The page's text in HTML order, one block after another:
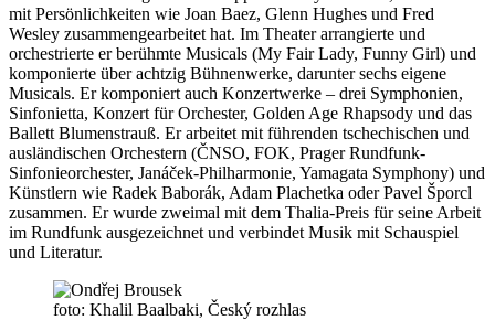
mit Persönlichkeiten wie Joan Baez, Glenn Hughes und Fred
Wesley zusammengearbeitet hat. Im Theater arrangierte und
orchestrierte er berühmte Musicals (My Fair Lady, Funny Girl) und
komponierte über achtzig Bühnenwerke, darunter sechs eigene
Musicals. Er komponiert auch Konzertwerke – drei Symphonien,
Sinfonietta, Konzert für Orchester, Golden Age Rhapsody und das
Ballett Blumenstrauß. Er arbeitet mit führenden tschechischen und
ausländischen Orchestern (ČNSO, FOK, Prager Rundfunk-
Sinfonieorchester, Janáček-Philharmonie, Yamagata Symphony) und
Künstlern wie Radek Baborák, Adam Plachetka oder Pavel Šporcl
zusammen. Er wurde zweimal mit dem Thalia-Preis für seine Arbeit
im Rundfunk ausgezeichnet und verbindet Musik mit Schauspiel
und Literatur.
foto: Khalil Baalbaki, Český rozhlas